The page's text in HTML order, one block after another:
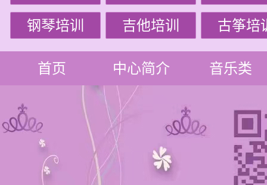
钢琴培训 吉他培训 古筝培
首页 中心简介 音乐类